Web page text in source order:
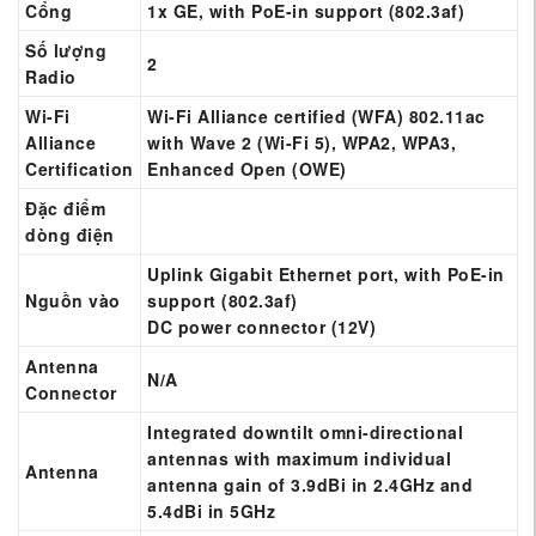
Cổng
1x GE, with PoE-in support (802.3af)
Số lượng
Radio
2
Wi-Fi
Alliance
Certification
Wi-Fi Alliance certified (WFA) 802.11ac
with Wave 2 (Wi-Fi 5), WPA2, WPA3,
Enhanced Open (OWE)
Đặc điểm
dòng điện
Nguồn vào
Uplink Gigabit Ethernet port, with PoE-in
support (802.3af)
DC power connector (12V)
Antenna
Connector
N/A
Antenna
Integrated downtilt omni-directional
antennas with maximum individual
antenna gain of 3.9dBi in 2.4GHz and
5.4dBi in 5GHz